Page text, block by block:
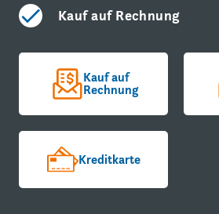
Kauf auf Rechnung
Kauf auf
Rechnung
Kreditkarte